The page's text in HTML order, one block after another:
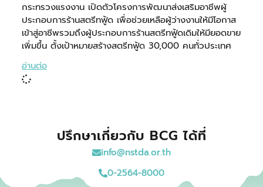
กระทรวงแรงงาน เปิดตัวโครงการพัฒนาส่งเสริมอาชีพผู้
ประกอบการร้านสตรีทฟู้ด เพื่อช่วยเหลือผู้ว่างงานให้มีโอกาส
เข้าสู่อาชีพรวมถึงผู้ประกอบการร้านสตรีทฟู้ดเดิมให้มียอดขาย
เพิ่มขึ้น ตั้งเป้าหมายสร้างสตรีทฟู้ด 30,000 คนทั่วประเทศ
อ่านต่อ
ปรึกษาเกี่ยวกับ BCG ได้ที่
info@nstda.or.th
0-2564-8000